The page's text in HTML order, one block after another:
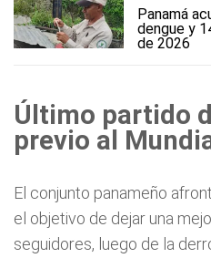
Panamá
dengue y
de 2026
Último partido
previo al
El conjunto panameño
el objetivo de dejar una
seguidores, luego de la